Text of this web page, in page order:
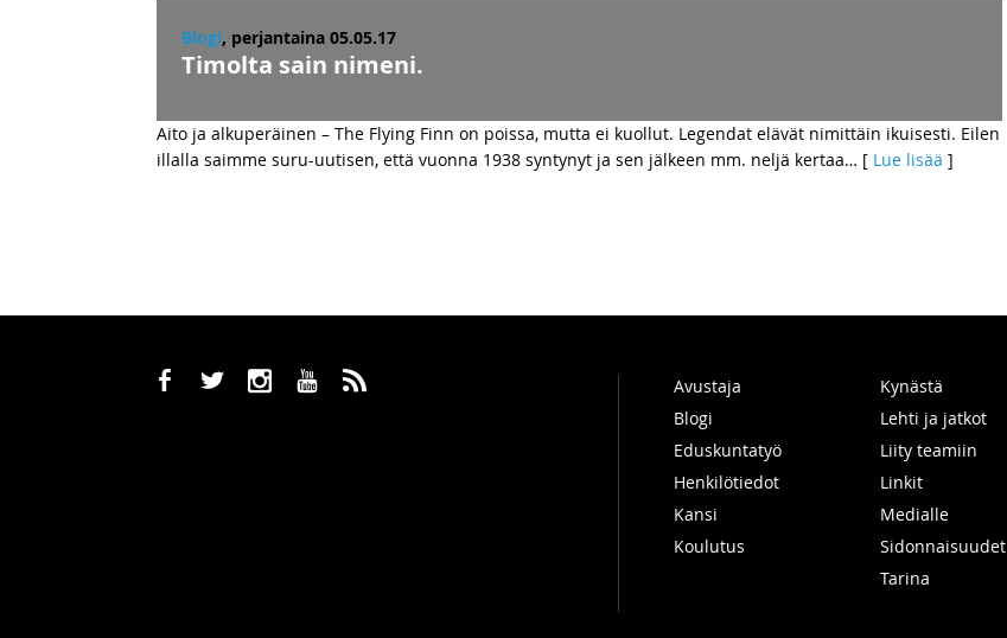
Blogi, perjantaina 05.05.17
Timolta sain nimeni.
Aito ja alkuperäinen – The Flying Finn on poissa, mutta ei kuollut. Legendat elävät nimittäin ikuisesti. Eilen
illalla saimme suru-uutisen, että vuonna 1938 syntynyt ja sen jälkeen mm. neljä kertaa… [ Lue lisää ]
b a x r ,
Avustaja
Blogi
Eduskuntatyö
Henkilötiedot
Kansi
Koulutus
Kynästä
Lehti ja jatkot
Liity teamiin
Linkit
Medialle
Sidonnaisuudet
Tarina